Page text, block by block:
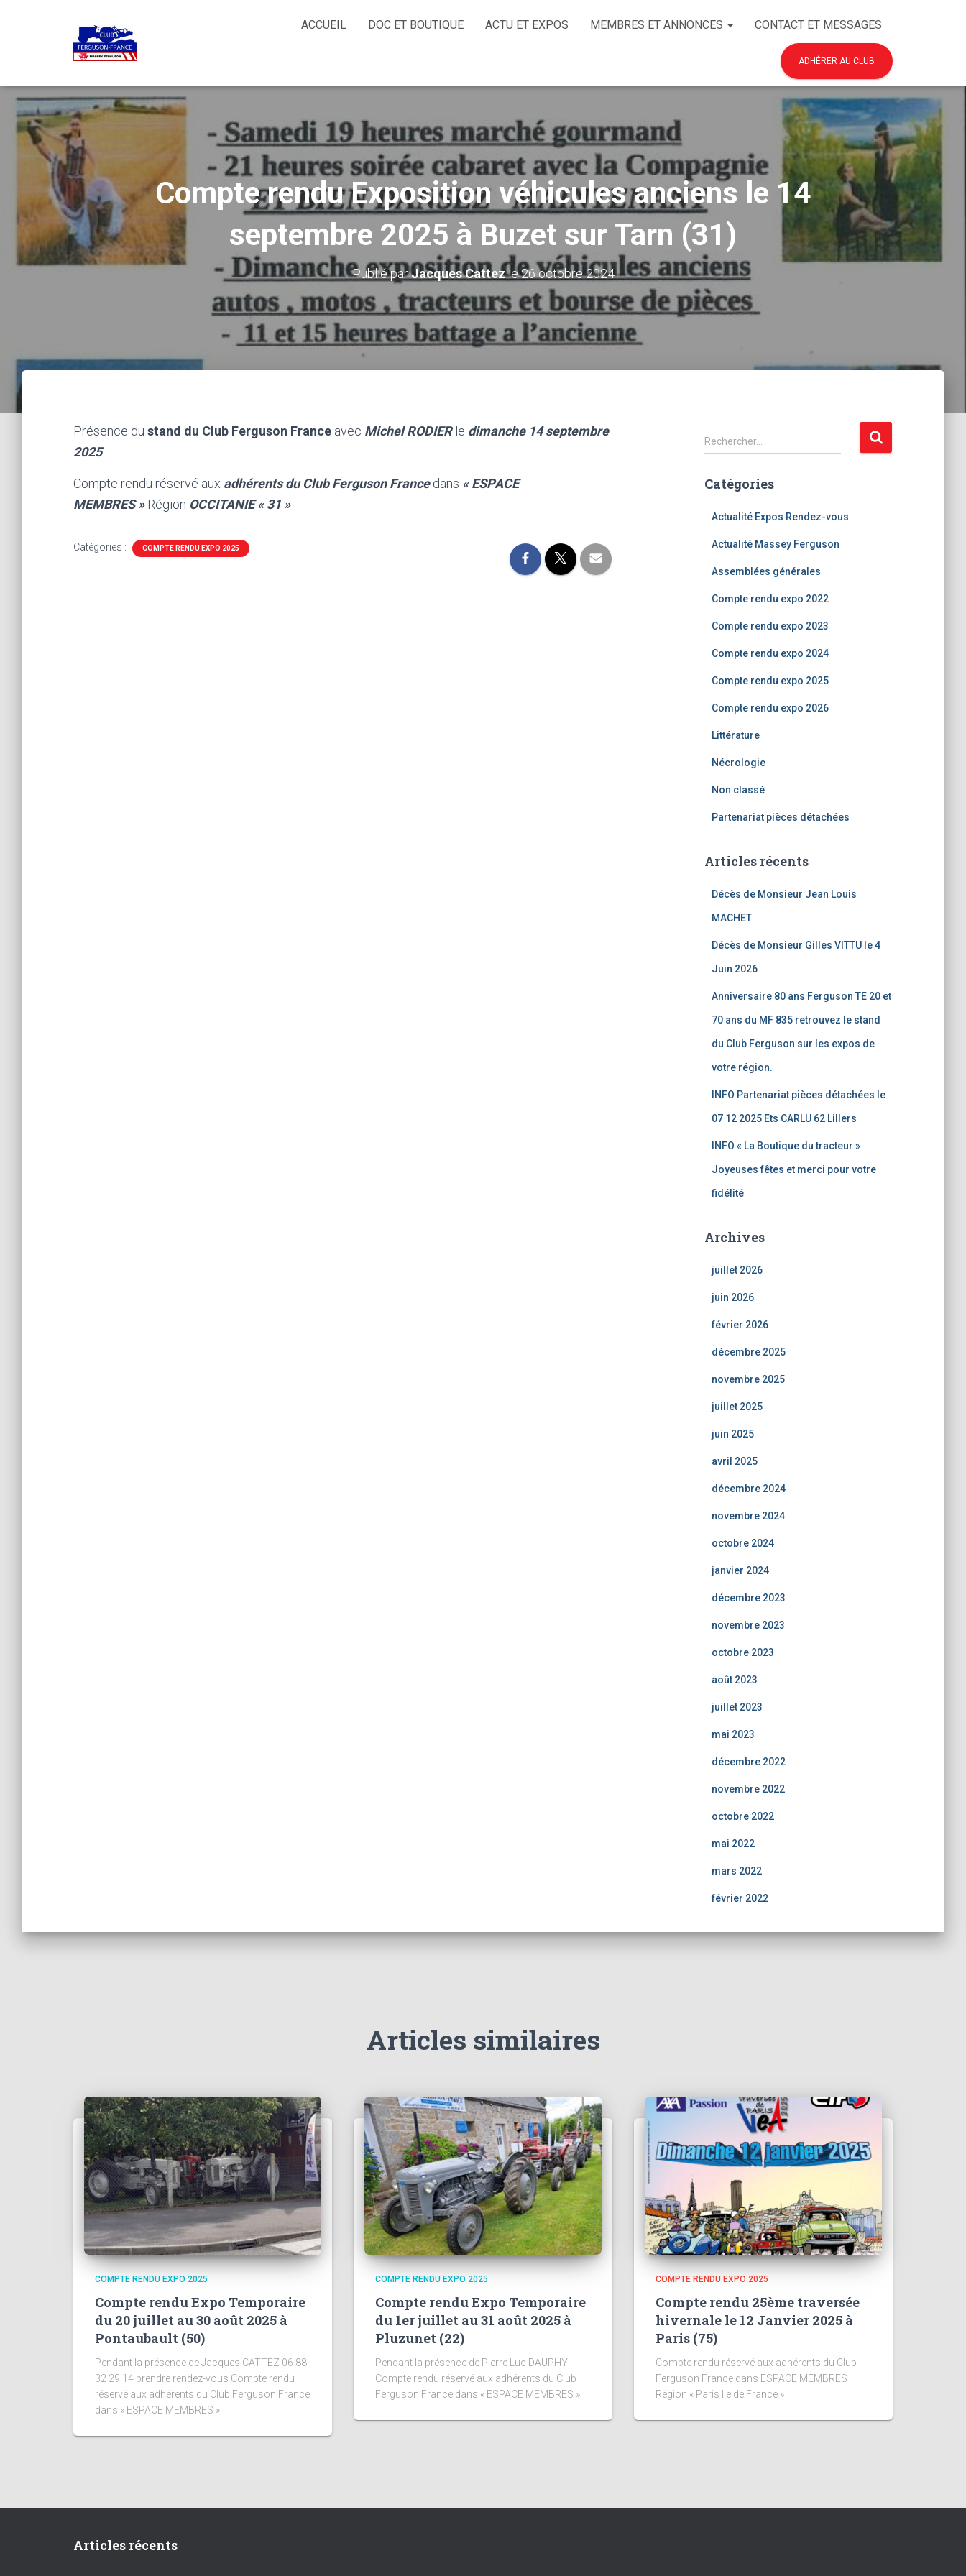
ACCUEIL DOC ET BOUTIQUE ACTU ET EXPOS MEMBRES ET ANNONCES CONTACT ET MESSAGES
ADHÉRER AU CLUB
Compte rendu Exposition véhicules anciens le 14
septembre 2025 à Buzet sur Tarn (31)
Publié parJacques Cattezle26 octobre 2024
Présence du stand du Club Ferguson France avec Michel RODIERle dimanche 14 septembre
2025
Compte rendu réservé aux adhérents du Club Ferguson France dans « ESPACE
MEMBRES »Région OCCITANIE « 31 »
Catégories : COMPTE RENDU EXPO 2025
R
e
h
Rechercher…
Catégories
Actualité Expos Rendez-vous
Actualité Massey Ferguson
Assemblées générales
Compte rendu expo 2022
Compte rendu expo 2023
Compte rendu expo 2024
Compte rendu expo 2025
Compte rendu expo 2026
Littérature
Nécrologie
Non classé
Partenariat pièces détachées
Articles récents
Décès de Monsieur Jean Louis
MACHET
Décès de Monsieur Gilles VITTU le 4
Juin 2026
Anniversaire 80 ans Ferguson TE 20 et
70 ans du MF 835 retrouvez le stand
du Club Ferguson sur les expos de
votre région.
INFO Partenariat pièces détachées le
07 12 2025 Ets CARLU 62 Lillers
INFO « La Boutique du tracteur »
Joyeuses fêtes et merci pour votre
fidélité
Archives
juillet 2026
juin 2026
février 2026
décembre 2025
novembre 2025
juillet 2025
juin 2025
avril 2025
décembre 2024
novembre 2024
octobre 2024
janvier 2024
décembre 2023
novembre 2023
octobre 2023
août 2023
juillet 2023
mai 2023
décembre 2022
novembre 2022
octobre 2022
mai 2022
mars 2022
février 2022
Articles similaires
COMPTE RENDU EXPO 2025
Compte rendu Expo Temporaire
du 20 juillet au 30 août 2025 à
Pontaubault (50)
Pendant la présence de Jacques CATTEZ 06 88
32 29 14 prendre rendez-vous Compte rendu
réservé aux adhérents du Club Ferguson France
dans « ESPACE MEMBRES »
COMPTE RENDU EXPO 2025
Compte rendu Expo Temporaire
du 1er juillet au 31 août 2025 à
Pluzunet (22)
Pendant la présence de Pierre Luc DAUPHY
Compte rendu réservé aux adhérents du Club
Ferguson France dans « ESPACE MEMBRES »
COMPTE RENDU EXPO 2025
Compte rendu 25ème traversée
hivernale le 12 Janvier 2025 à
Paris (75)
Compte rendu réservé aux adhérents du Club
Ferguson France dans ESPACE MEMBRES
Région « Paris Ile de France »
Articles récents